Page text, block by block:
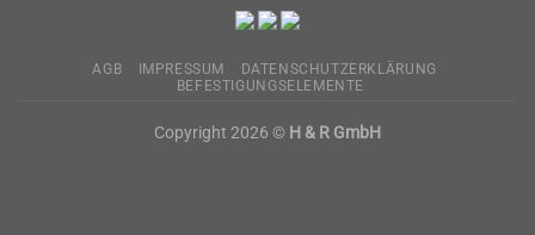
AGB IMPRESSUM
DATENSCHUTZERKLÄRUNG
BEFESTIGUNGSELEMENTE
Copyright 2026 © H & R GmbH